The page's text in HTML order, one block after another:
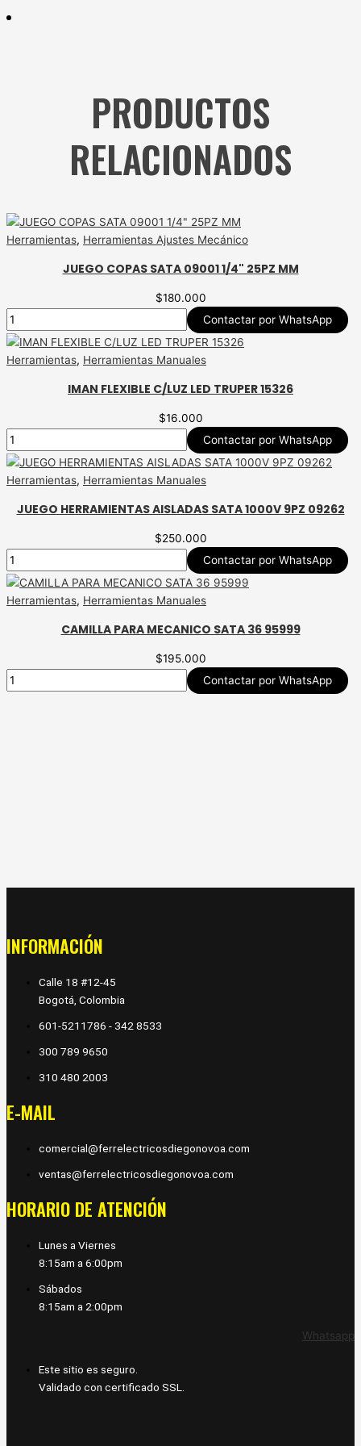
PRODUCTOS
RELACIONADOS
Herramientas, Herramientas Ajustes Mecánico
JUEGO COPAS SATA 09001 1/4" 25PZ MM
$180.000
Contactar por WhatsApp
Herramientas, Herramientas Manuales
IMAN FLEXIBLE C/LUZ LED TRUPER 15326
$16.000
Contactar por WhatsApp
Herramientas, Herramientas Manuales
JUEGO HERRAMIENTAS AISLADAS SATA 1000V 9PZ 09262
$250.000
Contactar por WhatsApp
Herramientas, Herramientas Manuales
CAMILLA PARA MECANICO SATA 36 95999
$195.000
Contactar por WhatsApp
INFORMACIÓN
Calle 18 #12-45
Bogotá, Colombia
601-5211786 - 342 8533
300 789 9650
310 480 2003
E-MAIL
comercial@ferrelectricosdiegonovoa.com
ventas@ferrelectricosdiegonovoa.com
HORARIO DE ATENCIÓN
Lunes a Viernes
8:15am a 6:00pm
Sábados
8:15am a 2:00pm
Whatsapp
Este sitio es seguro.
Validado con certificado SSL.